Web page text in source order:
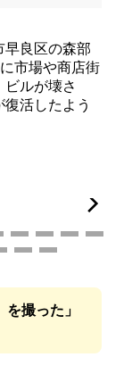
良区の森部
市場や商店街
ルが壊さ
活したよう
撮った」